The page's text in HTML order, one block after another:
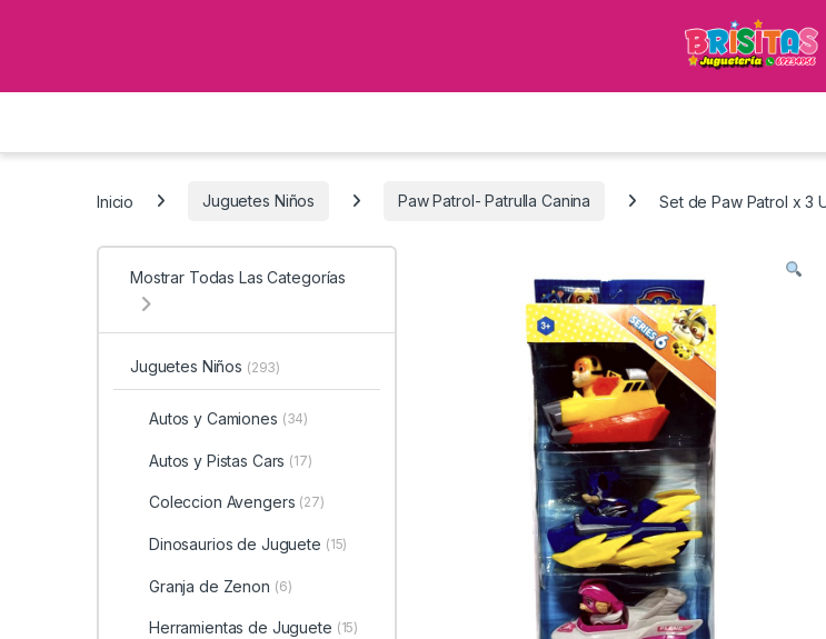
Inicio Juguetes Niños Paw Patrol- Patrulla Canina Set de Paw Patrol x 3
Mostrar Todas Las Categorías
Juguetes Niños (293)
Autos y Camiones (34)
Autos y Pistas Cars (17)
Coleccion Avengers (27)
Dinosaurios de Juguete (15)
Granja de Zenon (6)
Herramientas de Juguete (15)